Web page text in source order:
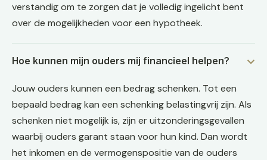
verstandig om te zorgen dat je volledig ingelicht bent
over de mogelijkheden voor een hypotheek.
Hoe kunnen mijn ouders mij financieel helpen?
Jouw ouders kunnen een bedrag schenken. Tot een
bepaald bedrag kan een schenking belastingvrij zijn. Als
schenken niet mogelijk is, zijn er uitzonderingsgevallen
waarbij ouders garant staan voor hun kind. Dan wordt
het inkomen en de vermogenspositie van de ouders